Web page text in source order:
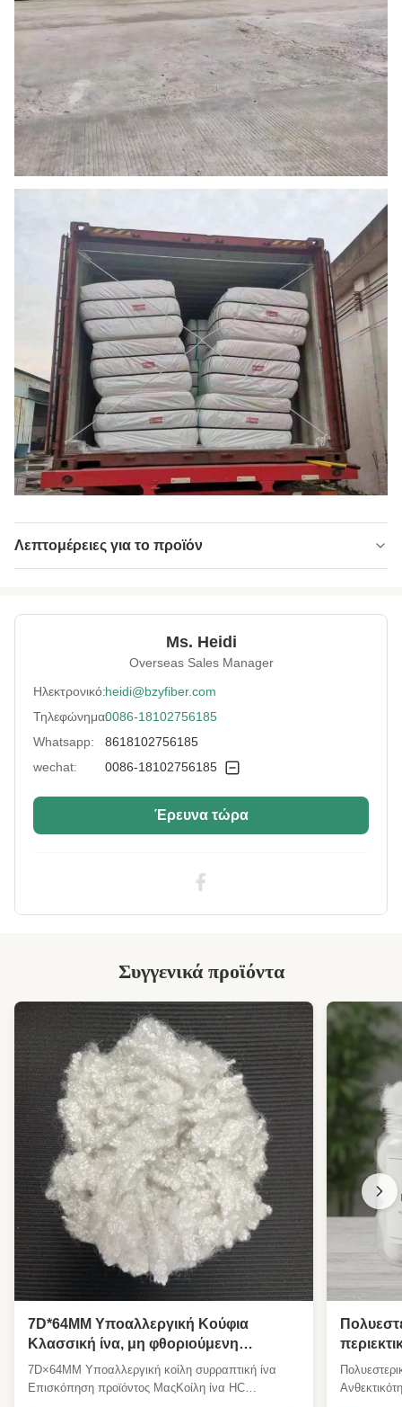
Λεπτομέρειες για το προϊόν
Material: ανακυκλωμένο κατοικίδιο ζώο
2.5 Αρνητικό
Grade: Ένα βαθμό
Fiber Cut Length: 51 χιλιοστά
Color: Πράσινο
Άλλα από τα παρασκευασμένα από νήματα
SGS&OEKO&ITS&GRS
Προσαρμοσμένο Crimp Ανακυκλωμένη ίνα
πολυεστέρα
,
Προσαρμοσμένο Crimp Ανακυκλωμένη ίνα
πολυεστέρα
Ms. Heidi
Overseas Sales Manager
Ηλεκτρονικό:heidi@bzyfiber.com
Τηλεφώνημα:0086-18102756185
Whatsapp:
8618102756185
wechat:
0086-18102756185
Έρευνα τώρα
Συγγενικά προϊόντα
7D*64MM Υποαλλεργική Κούφια
Κλασσική ίνα, μη φθοριούμενη
ασφαλής ίνα για γέμιση μαξιλαριού
καναπέ
7D×64MM Υποαλλεργική κοίλη συρραπτική ίνα
Επισκόπηση προϊόντος ΜαςΚοίλη ίνα HC
αντοχής